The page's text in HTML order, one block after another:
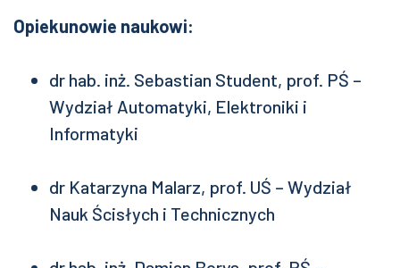
Opiekunowie naukowi:
dr hab. inż. Sebastian Student, prof. PŚ –
Wydział Automatyki, Elektroniki i
Informatyki
dr Katarzyna Malarz, prof. UŚ – Wydział
Nauk Ścisłych i Technicznych